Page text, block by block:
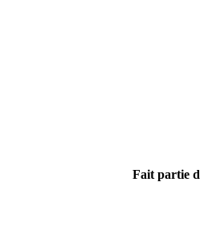
Fait partie